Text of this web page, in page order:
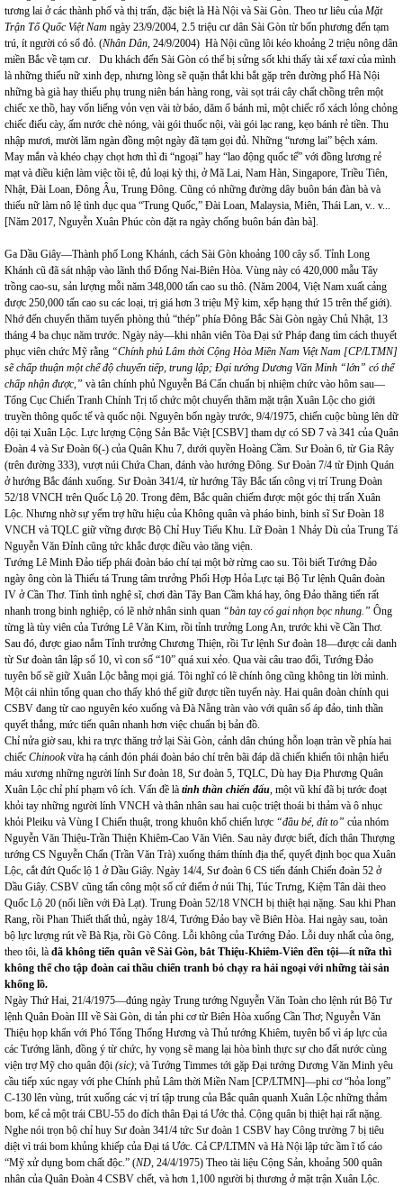
tương lai ở các thành phố và thị trấn, đặc biệt là Hà Nội và Sài Gòn. Theo tư liêu của Mặt
Trận Tổ Quốc Việt Nam ngày 23/9/2004, 2.5 triệu cư dân Sài Gòn từ bốn phương đến tạm
trú, ít người có sổ đỏ. (Nhân Dân, 24/9/2004) Hà Nội cũng lôi kéo khoảng 2 triệu nông dân
miền Bắc về tạm cư. Du khách đến Sài Gòn có thể bị sửng sốt khi thấy tài xế taxi của mình
là những thiếu nữ xinh đẹp, nhưng lòng sẽ quặn thắt khi bắt gặp trên đường phố Hà Nội
những bà già hay thiếu phụ trung niên bán hàng rong, vài sọt trái cây chất chồng trên một
chiếc xe thồ, hay vốn liếng vỏn vẹn vài tờ báo, dăm ổ bánh mì, một chiếc rổ xách lỏng chỏng
chiếc điếu cày, ấm nước chè nóng, vài gói thuốc nội, vài gói lạc rang, kẹo bánh rẻ tiền. Thu
nhập mươi, mười lăm ngàn đồng một ngày đã tạm gọi đủ. Những “tương lai” bệch xám.
May mắn và khéo chạy chọt hơn thì đi “ngoại” hay “lao động quốc tế” với đồng lương rẻ
mạt và điều kiện làm việc tồi tệ, đủ loại kỳ thị, ở Mã Lai, Nam Hàn, Singapore, Triều Tiên,
Nhật, Đài Loan, Đông Âu, Trung Đông. Cũng có những đường dây buôn bán đàn bà và
thiếu nữ làm nô lệ tình dục qua “Trung Quốc,” Đài Loan, Malaysia, Miên, Thái Lan, v.. v...
[Năm 2017, Nguyễn Xuân Phúc còn đặt ra ngày chống buôn bán đàn bà].
Ga Dầu Giây—Thành phố Long Khánh, cách Sài Gòn khoảng 100 cây số. Tỉnh Long
Khánh cũ đã sát nhập vào lãnh thổ Đổng Nai-Biên Hòa. Vùng này có 420,000 mẫu Tây
trồng cao-su, sản lượng mỗi năm 348,000 tấn cao su thô. (Năm 2004, Việt Nam xuất cảng
được 250,000 tấn cao su các loại, trị giá hơn 3 triệu Mỹ kim, xếp hạng thứ 15 trên thế giới).
Nhớ đến chuyến thăm tuyến phòng thủ “thép” phía Đông Bắc Sài Gòn ngày Chủ Nhật, 13
tháng 4 ba chục năm trước. Ngày này—khi nhân viên Tòa Đại sứ Pháp đang tìm cách thuyết
phục viên chức Mỹ rằng “Chính phủ Lâm thời Cộng Hòa Miền Nam Việt Nam [CP/LTMN]
sẽ chấp thuận một chế độ chuyển tiếp, trung lập; Đại tướng Dương Văn Minh “lớn” có thể
chấp nhận được,” và tân chính phủ Nguyễn Bá Cẩn chuẩn bị nhiệm chức vào hôm sau—
Tổng Cục Chiến Tranh Chính Trị tổ chức một chuyến thăm mặt trận Xuân Lộc cho giới
truyền thông quốc tế và quốc nội. Nguyên bốn ngày trước, 9/4/1975, chiến cuộc bùng lên dữ
dội tại Xuân Lộc. Lực lượng Cộng Sản Bắc Việt [CSBV] tham dự có SĐ 7 và 341 của Quân
Đoàn 4 và Sư Đoàn 6(-) của Quân Khu 7, dưới quyền Hoàng Cầm. Sư Đoàn 6, từ Gia Rây
(trên đường 333), vượt núi Chứa Chan, đánh vào hướng Đông. Sư Đoàn 7/4 từ Định Quán
ở hướng Bắc đánh xuống. Sư Đoàn 341/4, từ hướng Tây Bắc tấn công vị trí Trung Đoàn
52/18 VNCH trên Quốc Lộ 20. Trong đêm, Bắc quân chiếm được một góc thị trấn Xuân
Lộc. Nhưng nhờ sự yểm trợ hữu hiệu của Không quân và pháo binh, binh sĩ Sư Đoàn 18
VNCH và TQLC giữ vững được Bộ Chỉ Huy Tiểu Khu. Lữ Đoàn 1 Nhảy Dù của Trung Tá
Nguyễn Văn Đỉnh cũng tức khắc được điều vào tăng viện.
Tướng Lê Minh Đảo tiếp phái đoàn báo chí tại một bờ rừng cao su. Tôi biết Tướng Đảo
ngày ông còn là Thiếu tá Trung tâm trưởng Phối Hợp Hỏa Lực tại Bộ Tư lệnh Quân đoàn
IV ở Cần Thơ. Tính tình nghệ sĩ, chơi đàn Tây Ban Cầm khá hay, ông Đảo thăng tiến rất
nhanh trong binh nghiệp, có lẽ nhờ nhân sinh quan “bàn tay có gai nhọn bọc nhung.” Ông
từng là tùy viên của Tướng Lê Văn Kim, rồi tỉnh trưởng Long An, trước khi về Cần Thơ.
Sau đó, được giao nắm Tỉnh trưởng Chương Thiện, rồi Tư lệnh Sư đoàn 18—được cải danh
từ Sư đoàn tân lập số 10, vì con số “10” quá xui xẻo. Qua vài câu trao đổi, Tướng Đảo
tuyên bố sẽ giữ Xuân Lộc bằng mọi giá. Tôi nghĩ có lẽ chính ông cũng không tin lời mình.
Một cái nhìn tổng quan cho thấy khó thể giữ được tiền tuyến này. Hai quân đoàn chính qui
CSBV đang từ cao nguyên kéo xuống và Đà Nẵng tràn vào với quân số áp đảo, tinh thần
quyết thắng, mức tiến quân nhanh hơn việc chuẩn bị bản đồ.
Chỉ nửa giờ sau, khi ra trực thăng trở lại Sài Gòn, cảnh dân chúng hỗn loạn tràn về phía hai
chiếc Chinookvừa hạ cánh đón phái đoàn báo chí trên bãi đáp dã chiến khiến tôi nhận hiểu
máu xương những người lính Sư đoàn 18, Sư đoàn 5, TQLC, Dù hay Địa Phương Quân
Xuân Lộc chỉ phí phạm vô ích. Vấn đề là tinh thần chiến đấu, một vũ khí đã bị tước đoạt
khỏi tay những người lính VNCH và thân nhân sau hai cuộc triệt thoái bi thảm và ô nhục
khỏi Pleiku và Vùng I Chiến thuật, trong khuôn khổ chiến lược “đầu bé, đít to” của nhóm
Nguyễn Văn Thiệu-Trần Thiện Khiêm-Cao Văn Viên. Sau này được biết, đích thân Thượng
tướng CS Nguyễn Chấn (Trần Văn Trà) xuống thám thính địa thế, quyết định bọc qua Xuân
Lộc, cắt đứt Quốc lộ 1 ở Dầu Giây. Ngày 14/4, Sư đoàn 6 CS tiến đánh Chiến đoàn 52 ở
Dầu Giây. CSBV cũng tấn công một số cứ điểm ở núi Thị, Túc Trưng, Kiệm Tân dài theo
Quốc Lộ 20 (nối liền với Đà Lạt). Trung Đoàn 52/18 VNCH bị thiệt hại nặng. Sau khi Phan
Rang, rồi Phan Thiết thất thủ, ngày 18/4, Tướng Đảo bay về Biên Hòa. Hai ngày sau, toàn
bộ lực lượng rút về Bà Rịa, rồi Gò Công. Lỗi không của Tướng Đảo. Lỗi duy nhất của ông,
theo tôi, là đã không tiến quân về Sài Gòn, bắt Thiệu-Khiêm-Viên đền tội—ít nữa thì
không thể cho tập đoàn cai thầu chiến tranh bỏ chạy ra hải ngoại với những tài sản
khổng lồ.
Ngày Thứ Hai, 21/4/1975—đúng ngày Trung tướng Nguyễn Văn Toàn cho lệnh rút Bộ Tư
lệnh Quân Đoàn III về Sài Gòn, di tản phi cơ từ Biên Hòa xuống Cần Thơ; Nguyễn Văn
Thiệu họp khẩn với Phó Tổng Thống Hương và Thủ tướng Khiêm, tuyên bố vì áp lực của
các Tướng lãnh, đồng ý từ chức, hy vọng sẽ mang lại hòa bình thực sự cho đất nước cùng
viện trợ Mỹ cho quân đội (sic); và Tướng Timmes tới gặp Đại tướng Dương Văn Minh yêu
cầu tiếp xúc ngay với phe Chính phủ Lâm thời Miền Nam [CP/LTMN]—phi cơ “hỏa long”
C-130 lên vùng, trút xuống các vị trí tập trung của Bắc quân quanh Xuân Lộc những thảm
bom, kể cả một trái CBU-55 do đích thân Đại tá Ước thả. Cộng quân bị thiệt hại rất nặng.
Nghe nói trọn bộ chỉ huy Sư đoàn 341/4 tức Sư đoàn 1 CSBV hay Công trường 7 bị tiêu
diệt vì trái bom khủng khiếp của Đại tá Ước. Cả CP/LTMN và Hà Nội lập tức ầm ĩ tố cáo
“Mỹ xử dụng bom chất độc.” (ND, 24/4/1975) Theo tài liệu Cộng Sản, khoảng 500 quân
nhân của Quân Đoàn 4 CSBV chết, và hơn 1,100 người bị thương ở mặt trận Xuân Lộc.